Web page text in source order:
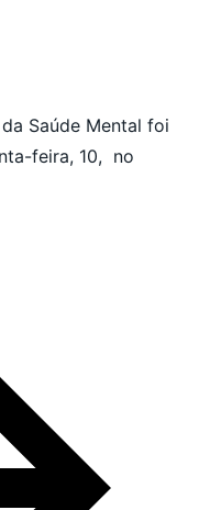
Saúde Mental foi
feira, 10, no